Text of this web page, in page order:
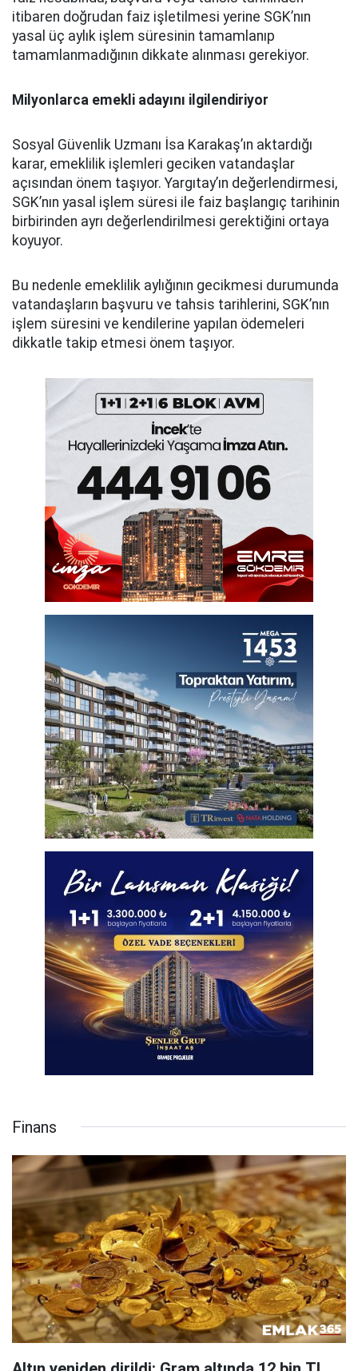
itibaren doğrudan faiz işletilmesi yerine SGK’nın
yasal üç aylık işlem süresinin tamamlanıp
tamamlanmadığının dikkate alınması gerekiyor.
Milyonlarca emekli adayını ilgilendiriyor
Sosyal Güvenlik Uzmanı İsa Karakaş’ın aktardığı
karar, emeklilik işlemleri geciken vatandaşlar
açısından önem taşıyor. Yargıtay’ın değerlendirmesi,
SGK’nın yasal işlem süresi ile faiz başlangıç tarihinin
birbirinden ayrı değerlendirilmesi gerektiğini ortaya
koyuyor.
Bu nedenle emeklilik aylığının gecikmesi durumunda
vatandaşların başvuru ve tahsis tarihlerini, SGK’nın
işlem süresini ve kendilerine yapılan ödemeleri
dikkatle takip etmesi önem taşıyor.
Finans